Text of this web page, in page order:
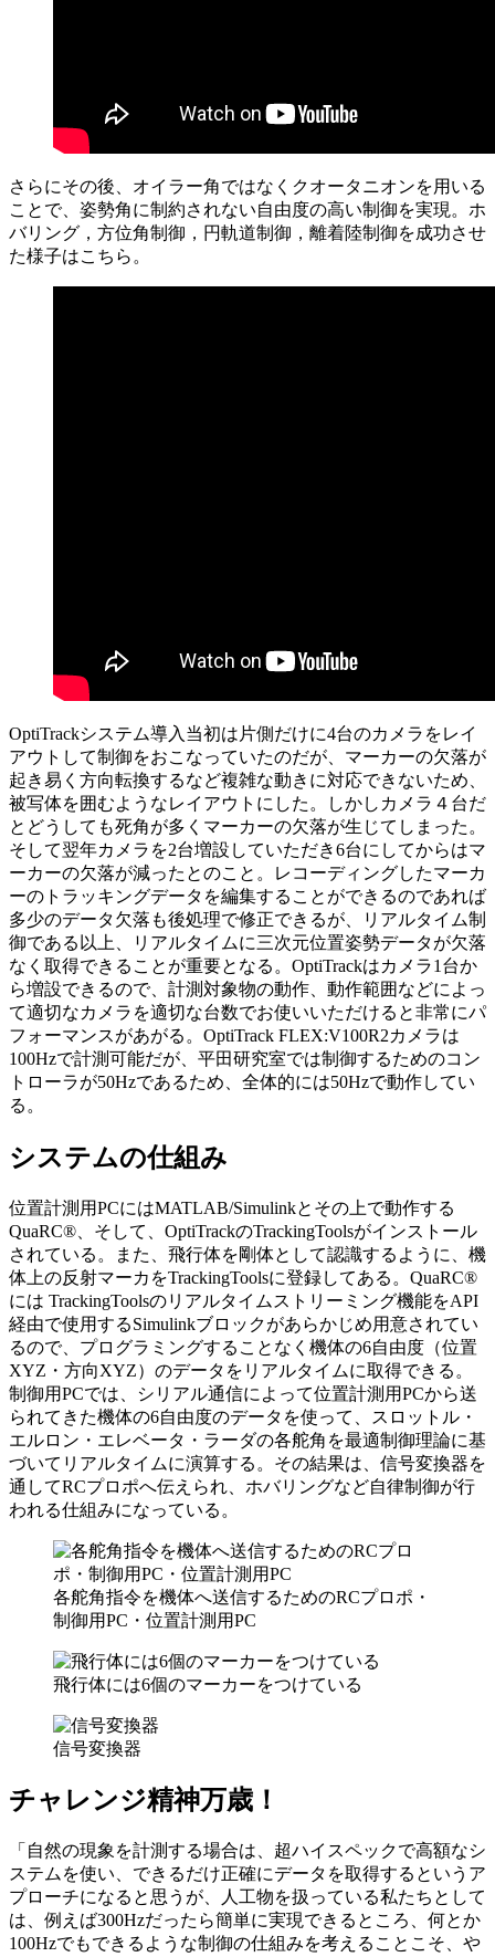
さらにその後、オイラー角ではなくクオータニオンを用いる
ことで、姿勢角に制約されない自由度の高い制御を実現。ホ
バリング，方位角制御，円軌道制御，離着陸制御を成功させ
た様子はこちら。
OptiTrackシステム導入当初は片側だけに4台のカメラをレイ
アウトして制御をおこなっていたのだが、マーカーの欠落が
起き易く方向転換するなど複雑な動きに対応できないため、
被写体を囲むようなレイアウトにした。しかしカメラ４台だ
とどうしても死角が多くマーカーの欠落が生じてしまった。
そして翌年カメラを2台増設していただき6台にしてからはマ
ーカーの欠落が減ったとのこと。レコーディングしたマーカ
ーのトラッキングデータを編集することができるのであれば
多少のデータ欠落も後処理で修正できるが、リアルタイム制
御である以上、リアルタイムに三次元位置姿勢データが欠落
なく取得できることが重要となる。OptiTrackはカメラ1台か
ら増設できるので、計測対象物の動作、動作範囲などによっ
て適切なカメラを適切な台数でお使いいただけると非常にパ
フォーマンスがあがる。OptiTrack FLEX:V100R2カメラは
100Hzで計測可能だが、平田研究室では制御するためのコン
トローラが50Hzであるため、全体的には50Hzで動作してい
る。
システムの仕組み
位置計測用PCにはMATLAB/Simulinkとその上で動作する
QuaRC®、そして、OptiTrackのTrackingToolsがインストール
されている。また、飛行体を剛体として認識するように、機
体上の反射マーカをTrackingToolsに登録してある。QuaRC®
には TrackingToolsのリアルタイムストリーミング機能をAPI
経由で使用するSimulinkブロックがあらかじめ用意されてい
るので、プログラミングすることなく機体の6自由度（位置
XYZ・方向XYZ）のデータをリアルタイムに取得できる。
制御用PCでは、シリアル通信によって位置計測用PCから送
られてきた機体の6自由度のデータを使って、スロットル・
エルロン・エレベータ・ラーダの各舵角を最適制御理論に基
づいてリアルタイムに演算する。その結果は、信号変換器を
通してRCプロポへ伝えられ、ホバリングなど自律制御が行
われる仕組みになっている。
各舵角指令を機体へ送信するためのRCプロポ・
制御用PC・位置計測用PC
飛行体には6個のマーカーをつけている
信号変換器
チャレンジ精神万歳！
「自然の現象を計測する場合は、超ハイスペックで高額なシ
ステムを使い、できるだけ正確にデータを取得するというア
プローチになると思うが、人工物を扱っている私たちとして
は、例えば300Hzだったら簡単に実現できるところ、何とか
100Hzでもできるような制御の仕組みを考えることこそ、や